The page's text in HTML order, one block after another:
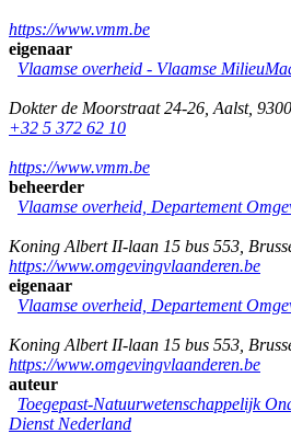
https://www.vmm.be
eigenaar
Vlaamse overheid - Vlaamse
Dokter de Moorstraat 24-26 Aalst, 9300
+32 5 372 62 10
https://www.vmm.be
beheerder
Vlaamse overheid, Departement
Koning Albert II-laan 15 bus 553
https://www.omgevingvlaanderen.be
eigenaar
Vlaamse overheid, Departement
Koning Albert II-laan 15 bus 553
https://www.omgevingvlaanderen.be
auteur
Toegepast-Natuurwetenschappelijk
Dienst Nederland